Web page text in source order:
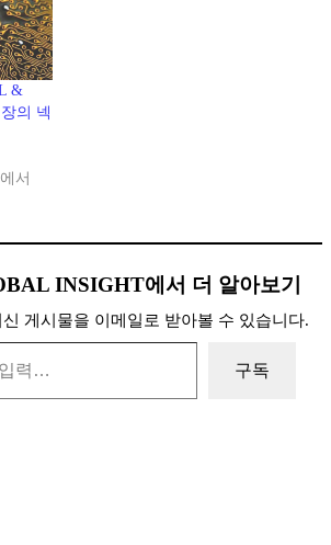
&
의 넥
서
INSIGHT에서 더 알아보기
게시물을 이메일로 받아볼 수 있습니다.
구독